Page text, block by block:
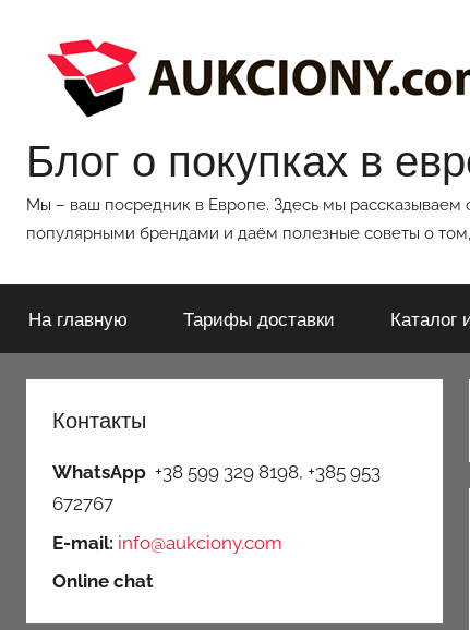
содержимому
Блог о покупках в
Мы – ваш посредник в Европе. Здесь мы рассказываем
популярными брендами и даём полезные советы о
На главную Тарифы доставки Каталог
Контакты
WhatsApp +38 599 329 8198, +385 953
672767
E-mail: info@aukciony.com
Online chat